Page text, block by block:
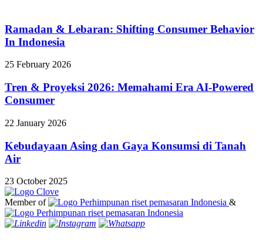
Ramadan & Lebaran: Shifting Consumer Behavior
In Indonesia
25 February 2026
Tren & Proyeksi 2026: Memahami Era AI-Powered
Consumer
22 January 2026
Kebudayaan Asing dan Gaya Konsumsi di Tanah
Air
23 October 2025
Member of &